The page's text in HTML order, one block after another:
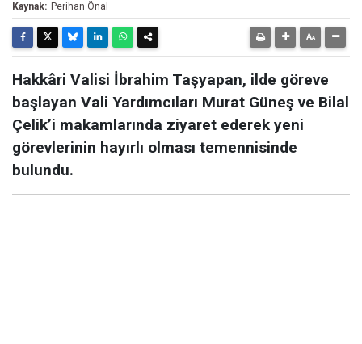
Kaynak: Perihan Önal
Hakkâri Valisi İbrahim Taşyapan, ilde göreve
başlayan Vali Yardımcıları Murat Güneş ve Bilal
Çelik’i makamlarında ziyaret ederek yeni
görevlerinin hayırlı olması temennisinde
bulundu.